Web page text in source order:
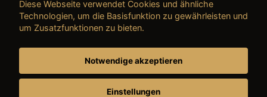
→ AGB (Teile & Zubehör)
→ AGB (Dienstleistungen)
→ Preisschild
Diese Webseite verwendet Cookies und ähnliche
Technologien, um die Basisfunktion zu gewährleisten und
um Zusatzfunktionen zu bieten.
Notwendige akzeptieren
Einstellungen